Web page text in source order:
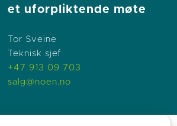
et uforpliktende møte
Tor Sveine
Teknisk sjef
+47 913 09 703
salg@noen.no